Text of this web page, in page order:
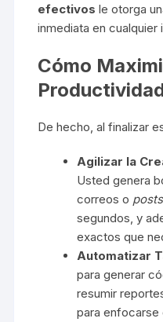
efectivos le otorga
inmediata en cualquier
Cómo
De hecho, al finalizar
Agilizar la
Usted genera
correos o posts
segundos, y
exactos que
Automatizar
para generar
resumir
para enfocarse